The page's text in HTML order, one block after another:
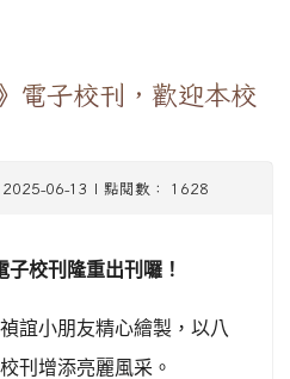
電子校刊，歡迎本校
2025-06-13 | 點閱數： 1628
子校刊隆重出刊囉！
誼小朋友精心繪製，以八
刊增添亮麗風采。